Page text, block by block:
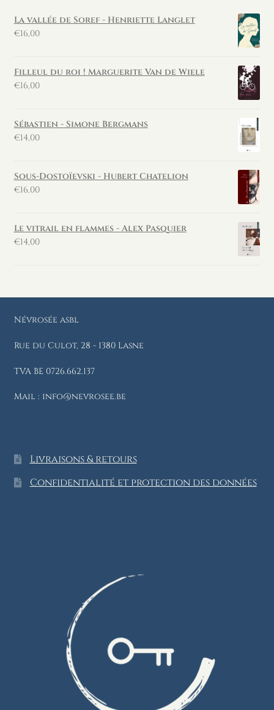
La vallée de Soref - Henriette Langlet
€16,00
Filleul du roi ! Marguerite Van de Wiele
€16,00
Sébastien - Simone Bergmans
€14,00
Sous-Dostoïevski - Hubert Chatelion
€16,00
Le vitrail en flammes - Alex Pasquier
€14,00
Névrosée asbl
Rue du Culot, 28 - 1380 Lasne
TVA BE 0726.662.137
Mail : info@nevrosee.be
Livraisons & retours
Confidentialité et protection des données